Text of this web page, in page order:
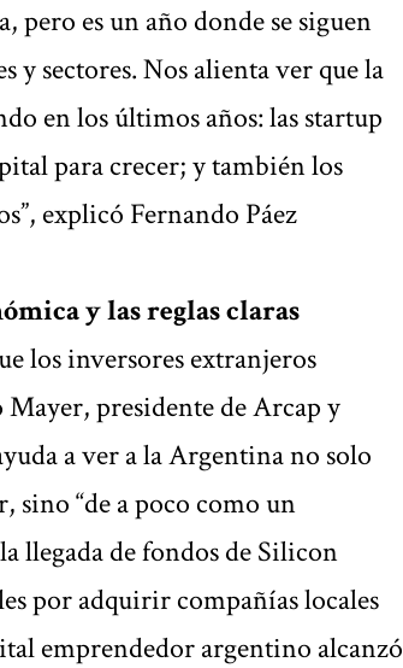
pero es un año donde se siguen
y sectores. Nos alienta ver que la
en los últimos años: las startup
para crecer; y también los
explicó Fernando Páez
y las reglas claras
los inversores extranjeros
presidente de Arcap y
a ver a la Argentina no solo
sino “de a poco como un
llegada de fondos de Silicon
por adquirir compañías locales
emprendedor argentino alcanzó